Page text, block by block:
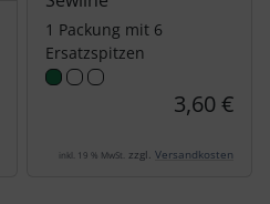
1 Packung mit 6
Ersatzspitzen
3,60 €
inkl. 19 % MwSt. zzgl. Versandkosten